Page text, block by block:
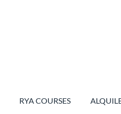
RYA COURSES